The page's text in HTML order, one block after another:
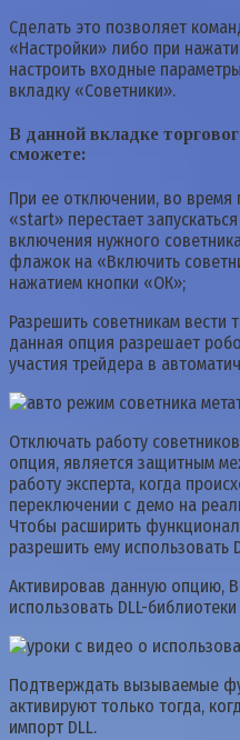
Сделать это позволяет
«Настройки» либо при
настроить входные
вкладку «Советники».
В данной вкладке
сможете:
При ее отключении, во время
«start» перестает
включения нужного
флажок на «Включить
нажатием кнопки «ОК»;
Разрешить советникам вести
данная опция разрешает
участия трейдера в
Отключать работу
опция, является защитным
работу эксперта, когда
переключении с демо на
Чтобы расширить
разрешить ему использовать
Активировав данную опцию,
использовать DLL-
Подтверждать вызываемые
активируют только тогда,
импорт DLL.